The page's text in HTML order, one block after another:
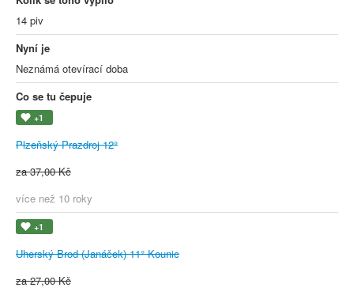
14 piv
Nyní je
Neznámá otevírací doba
Co se tu čepuje
+1
Plzeňský Prazdroj 12°
za 37,00 Kč
více než 10 roky
+1
Uherský Brod (Janáček) 11° Kounic
za 27,00 Kč